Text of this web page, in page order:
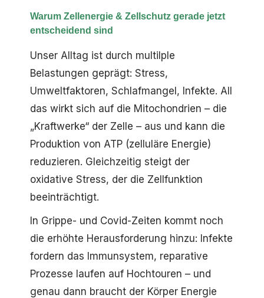
Warum Zellenergie & Zellschutz gerade jetzt
entscheidend sind
Unser Alltag ist durch multilple
Belastungen geprägt: Stress,
Umweltfaktoren, Schlafmangel, Infekte. All
das wirkt sich auf die Mitochondrien – die
„Kraftwerke“ der Zelle – aus und kann die
Produktion von ATP (zelluläre Energie)
reduzieren. Gleichzeitig steigt der
oxidative Stress, der die Zellfunktion
beeinträchtigt.
In Grippe- und Covid-Zeiten kommt noch
die erhöhte Herausforderung hinzu: Infekte
fordern das Immunsystem, reparative
Prozesse laufen auf Hochtouren – und
genau dann braucht der Körper Energie